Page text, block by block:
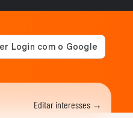
por policiais...
CIDADES
Defesa Civil do RJ atualiza
Editar interesses →